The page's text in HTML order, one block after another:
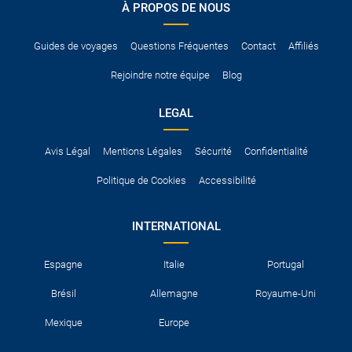
Pour vous en assurer, vous pouvez vous renseigner auprès des
services consulaires du pays concerné.
À PROPOS DE NOUS
Guides de voyages Questions Fréquentes Contact Affiliés
Rejoindre notre équipe Blog
LEGAL
Avis Légal Mentions Légales Sécurité Confidentialité
Politique de Cookies Accessibilité
INTERNATIONAL
Espagne Italie Portugal
Brésil Allemagne Royaume-Uni
Mexique Europe